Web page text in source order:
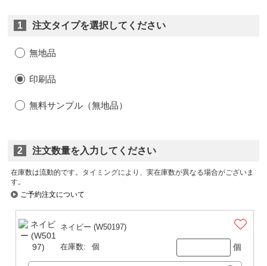
1 注文タイプを選択してください
無地品
印刷品
無料サンプル（無地品）
2 注文数量を入力してください
在庫数は流動的です。タイミングにより、実在庫数が異なる場合がございま
す。
ご予約注文について
ネイビー (W50197)
在庫数: 個 個